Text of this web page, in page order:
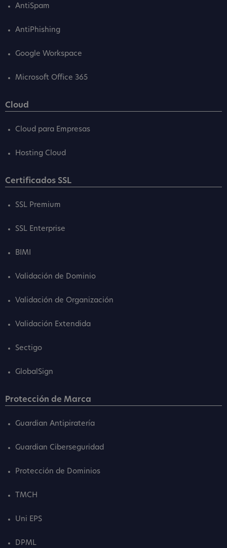
AntiSpam
AntiPhishing
Google Workspace
Microsoft Office 365
Cloud
Cloud para Empresas
Hosting Cloud
Certificados SSL
SSL Premium
SSL Enterprise
BIMI
Validación de Dominio
Validación de Organización
Validación Extendida
Sectigo
GlobalSign
Protección de Marca
Guardian Antipiratería
Guardian Ciberseguridad
Protección de Dominios
TMCH
Uni EPS
DPML